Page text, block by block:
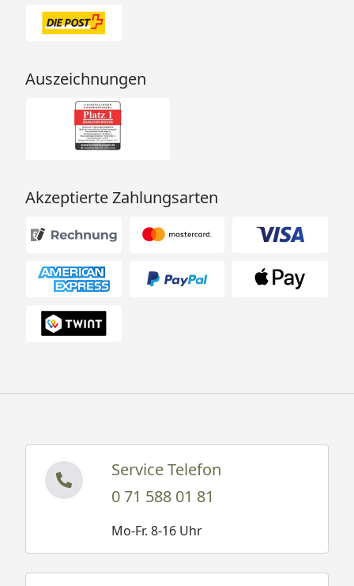
Auszeichnungen
Akzeptierte Zahlungsarten
Service Telefon
0 71 588 01 81
Mo-Fr. 8-16 Uhr